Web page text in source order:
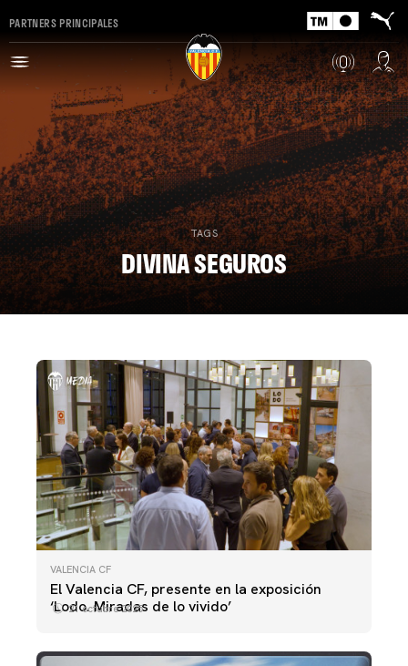
PARTNERS PRINCIPALES
TAGS
DIVINA SEGUROS
VALENCIA CF
El Valencia CF, presente en la exposición
‘Lodo. Miradas de lo vivido’
21 octubre 2025